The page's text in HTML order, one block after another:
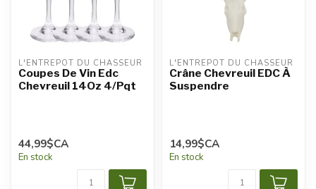
L'ENTREPÔT DU CHASSEUR
Coupes De Vin Edc
Chevreuil 14Oz 4/Pqt
44,99$CA
En stock
L'ENTREPÔT DU CHASSEUR
Crâne Chevreuil EDC À
Suspendre
14,99$CA
En stock